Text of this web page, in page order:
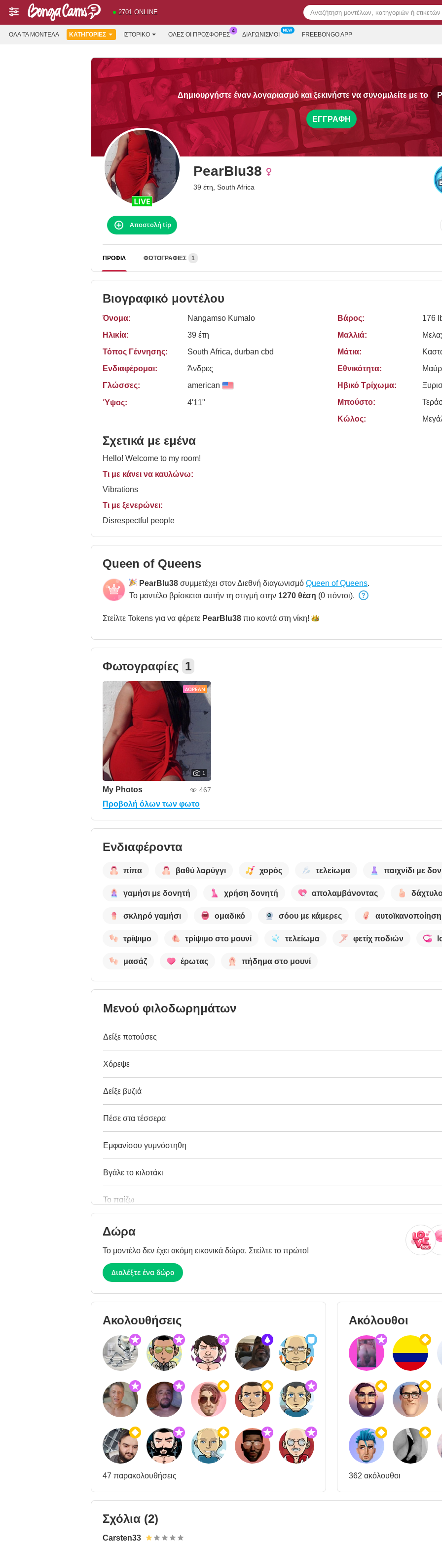
2701 ONLINE
ΌΛΑ ΤΑ ΜΟΝΤΈΛΑ ΚΑΤΗΓΟΡΊΕΣ ΙΣΤΟΡΙΚΌ ΟΛΕΣ ΟΙ ΠΡΟΣΦΟΡΕΣ ΔΙΑΓΩΝΙΣΜΟΊ FREEBONGO APP
Δημιουργήστε έναν λογαριασμό και ξεκινήστε να συνομιλείτε με το
ΕΓΓΡΑΦΉ
PearBlu38
39 έτη, South Africa
Αποστολή tip
ΠΡΟΦΊΛ ΦΩΤΟΓΡΑΦΊΕΣ 1
Βιογραφικό μοντέλου
Όνομα:
Nangamso Kumalo
Ηλικία:
39 έτη
Τόπος Γέννησης:
South Africa, durban cbd
Ενδιαφέρομαι:
Άνδρες
Γλώσσες:
american
Ύψος: 4'11"
Βάρος:
176
Μαλλιά:
Μάτια:
Εθνικότητα:
Ηβικό Τρίχωμα:
Μπούστο:
Κώλος:
Σχετικά με εμένα
Hello! Welcome to my room!
Τι με κάνει να καυλώνω:
Vibrations
Τι με ξενερώνει:
Disrespectful people
Queen of Queens
PearBlu38 συμμετέχει στον Διεθνή διαγωνισμό Queen of Queens.
Το μοντέλο βρίσκεται αυτήν τη στιγμή στην 1270 θέση (0 πόντοι).
Στείλτε Tokens για να φέρετε PearBlu38 πιο κοντά στη νίκη!
Φωτογραφίες 1
ΔΩΡΕΆΝ
1
My Photos 467
Προβολή όλων των φωτο
Ενδιαφέροντα
πίπα βαθύ λαρύγγι χορός τελείωμα παιχνίδι με
γαμήσι με δονητή χρήση δονητή απολαμβάνοντας
σκληρό γαμήσι ομαδικό σόου με κάμερες αυτοϊκανοποίηση
τρίψιμο τρίψιμο στο μουνί τελείωμα φετίχ ποδιών
μασάζ έρωτας πήδημα στο μουνί
Μενού φιλοδωρημάτων
Δείξε πατούσες
Χόρεψε
Δείξε βυζιά
Πέσε στα τέσσερα
Εμφανίσου γυμνόστηθη
Βγάλε το κιλοτάκι
Το παίζω
Δώρα
Το μοντέλο δεν έχει ακόμη εικονικά δώρα. Στείλτε το πρώτο!
Διαλέξτε ένα δώρο
Ακολουθήσεις
47 παρακολουθήσεις
Ακόλουθοι
362 ακόλουθοι
Σχόλια (2)
Carsten33